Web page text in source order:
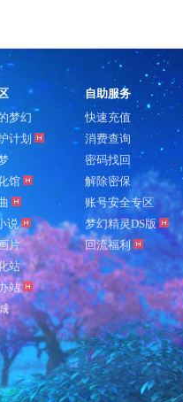
自助服务
梦幻
计划
馆
说
片
站
站
快速充值
消费查询
密码找回
解除密保
账号安全专区
梦幻精灵DS版
回流福利